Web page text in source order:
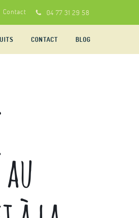
Contact 04 77 31 29 58
CONTACT BLOG